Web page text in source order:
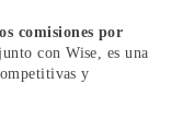
comisiones por
con Wise, es una
y